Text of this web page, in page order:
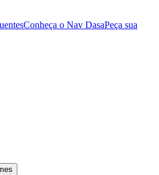
Conheça o Nav DasaPeça sua